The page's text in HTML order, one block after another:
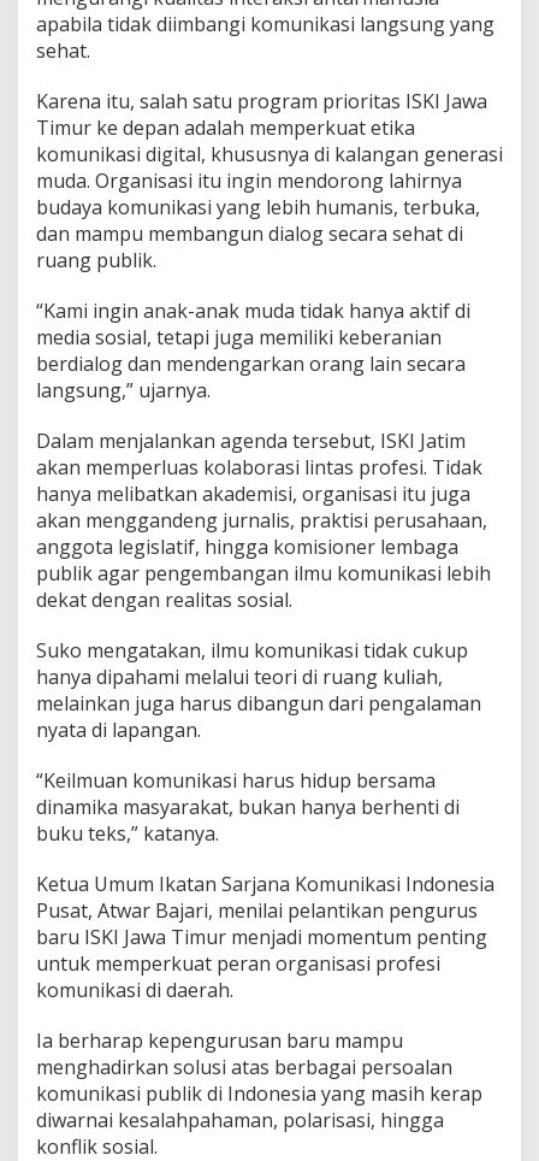
e
s
,
D
a
m
d
n
i
a
a
t
a
”
apabila tidak diimbangi komunikasi langsung yang
sehat.
Karena itu, salah satu program prioritas ISKI Jawa
Timur ke depan adalah memperkuat etika
komunikasi digital, khususnya di kalangan generasi
muda. Organisasi itu ingin mendorong lahirnya
budaya komunikasi yang lebih humanis, terbuka,
dan mampu membangun dialog secara sehat di
ruang publik.
“Kami ingin anak-anak muda tidak hanya aktif di
media sosial, tetapi juga memiliki keberanian
berdialog dan mendengarkan orang lain secara
langsung,” ujarnya.
Dalam menjalankan agenda tersebut, ISKI Jatim
akan memperluas kolaborasi lintas profesi. Tidak
hanya melibatkan akademisi, organisasi itu juga
akan menggandeng jurnalis, praktisi perusahaan,
anggota legislatif, hingga komisioner lembaga
publik agar pengembangan ilmu komunikasi lebih
dekat dengan realitas sosial.
Suko mengatakan, ilmu komunikasi tidak cukup
hanya dipahami melalui teori di ruang kuliah,
melainkan juga harus dibangun dari pengalaman
nyata di lapangan.
“Keilmuan komunikasi harus hidup bersama
dinamika masyarakat, bukan hanya berhenti di
buku teks,” katanya.
Ketua Umum Ikatan Sarjana Komunikasi Indonesia
Pusat, Atwar Bajari, menilai pelantikan pengurus
baru ISKI Jawa Timur menjadi momentum penting
untuk memperkuat peran organisasi profesi
komunikasi di daerah.
Ia berharap kepengurusan baru mampu
menghadirkan solusi atas berbagai persoalan
komunikasi publik di Indonesia yang masih kerap
diwarnai kesalahpahaman, polarisasi, hingga
konflik sosial.